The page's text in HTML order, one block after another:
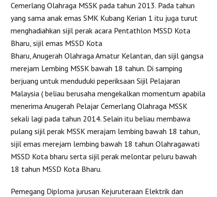
Cemerlang Olahraga MSSK pada tahun 2013. Pada tahun
yang sama anak emas SMK Kubang Kerian 1 itu juga turut
menghadiahkan sijil perak acara Pentathlon MSSD Kota
Bharu, sijil emas MSSD Kota
Bharu, Anugerah Olahraga Amatur Kelantan, dan sijil gangsa
merejam Lembing MSSK bawah 18 tahun. Di samping
berjuang untuk menduduki peperiksaan Sijil Pelajaran
Malaysia ( beliau berusaha mengekalkan momentum apabila
menerima Anugerah Pelajar Cemerlang Olahraga MSSK
sekali lagi pada tahun 2014. Selain itu beliau membawa
pulang sijil perak MSSK merajam lembing bawah 18 tahun,
sijil emas merejam lembing bawah 18 tahun Olahragawati
MSSD Kota bharu serta sijil perak melontar peluru bawah
18 tahun MSSD Kota Bharu.
Pemegang Diploma jurusan Kejuruteraan Elektrik dan